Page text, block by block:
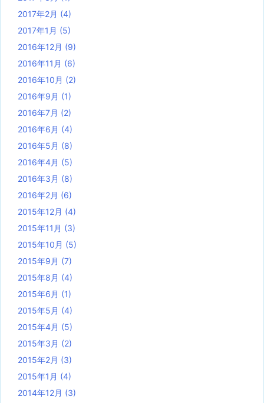
2017年2月 (4)
2017年1月 (5)
2016年12月 (9)
2016年11月 (6)
2016年10月 (2)
2016年9月 (1)
2016年7月 (2)
2016年6月 (4)
2016年5月 (8)
2016年4月 (5)
2016年3月 (8)
2016年2月 (6)
2015年12月 (4)
2015年11月 (3)
2015年10月 (5)
2015年9月 (7)
2015年8月 (4)
2015年6月 (1)
2015年5月 (4)
2015年4月 (5)
2015年3月 (2)
2015年2月 (3)
2015年1月 (4)
2014年12月 (3)